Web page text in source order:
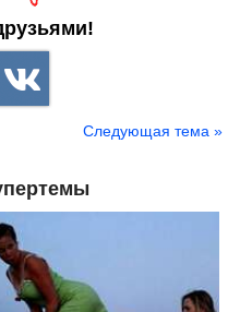
Следующая тема »